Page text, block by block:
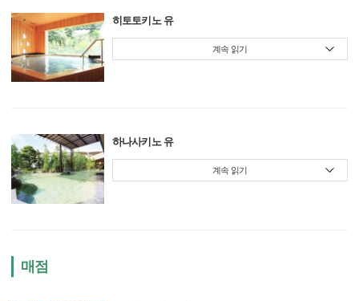
히토토키노 유
계속 읽기
하나사키노 유
계속 읽기
매점